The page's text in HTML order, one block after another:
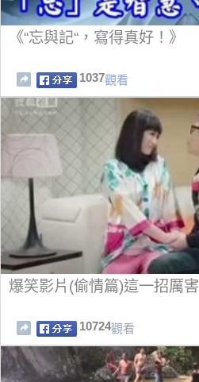
《“忘與記“，寫得真好！》
1037觀看
爆笑影片(偷情篇)這一招厲害
10724觀看